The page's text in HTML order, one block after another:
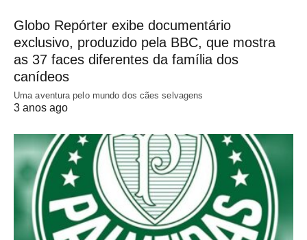
Globo Repórter exibe documentário
exclusivo, produzido pela BBC, que mostra
as 37 faces diferentes da família dos
canídeos
Uma aventura pelo mundo dos cães selvagens
3 anos ago